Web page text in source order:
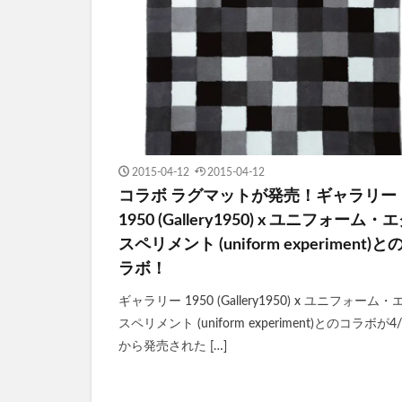
2015-04-12 2015-04-12
コラボ ラグマットが発売！ギャラリー
1950 (Gallery1950) x ユニフォーム・エ
スペリメント (uniform experiment)と
ラボ！
ギャラリー 1950 (Gallery1950) x ユニフォーム・
スペリメント (uniform experiment)とのコラボが
から発売された […]